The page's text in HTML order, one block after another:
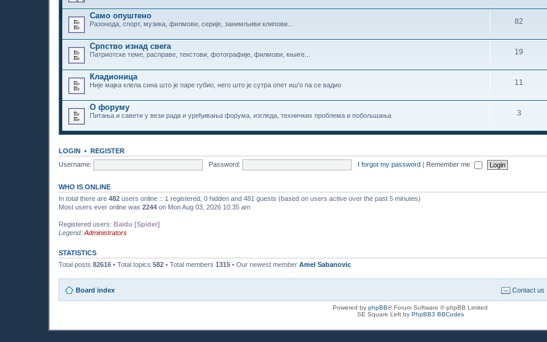
Само опуштено
Разонода, спорт, музика, филмови, серије, занимљиви клипови... 82
Српство изнад свега
Патриотске теме, расправе, текстови, фотографије, филмови, књиге... 19
Кладионица
Није мајка клела сина што је паре губио, него што је сутра опет иш'о па се вадио 11
О форуму
Питања и савети у вези рада и уређивања форума, изгледа, техничких проблема и побољшања 3
LOGIN • REGISTER
Username:
Password: I forgot my password | Remember me
WHO IS ONLINE
In total there are 482 users online :: 1 registered, 0 hidden and 481 guests (based on users active over the past 5 minutes)
Most users ever online was 2244 on Mon Aug 03, 2026 10:35 am
Registered users: Baidu [Spider]
Legend: Administrators
STATISTICS
Total posts 82616 • Total topics 582 • Total members 1315 • Our newest member Amel Sabanovic
Board index Contact us
Powered by phpBB® Forum Software © phpBB Limited
SE Square Left by PhpBB3 BBCodes